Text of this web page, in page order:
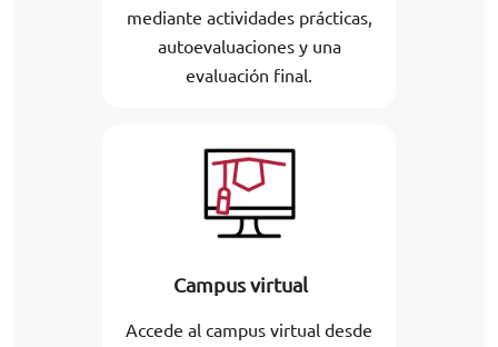
mediante actividades prácticas,
autoevaluaciones y una
evaluación final.
Campus virtual
Accede al campus virtual desde